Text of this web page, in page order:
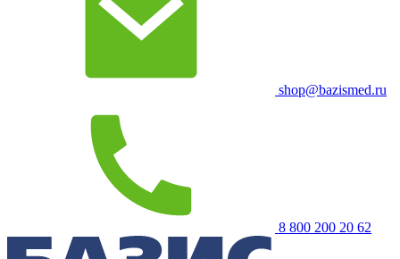
shop@bazismed.ru
8 800 200 20 62